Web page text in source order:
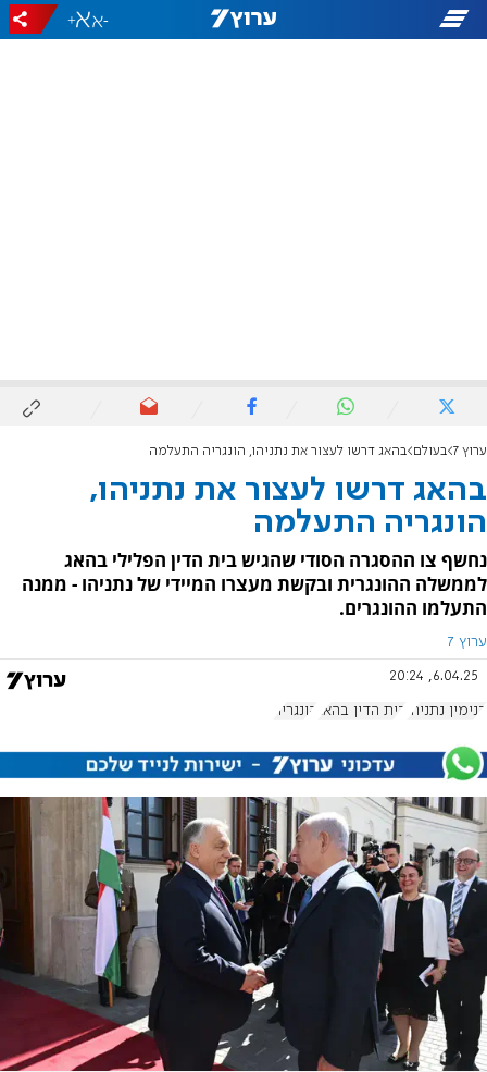
-
+
ערוץ 7 בעולם בהאג דרשו לעצור את נתניהו, הונגריה התעלמה
בהאג דרשו לעצור את נתניהו,
הונגריה התעלמה
נחשף צו ההסגרה הסודי שהגיש בית הדין הפלילי בהאג
לממשלה ההונגרית ובקשת מעצרו המיידי של נתניהו - ממנה
התעלמו ההונגרים.
ערוץ 7
6.04.25, 20:24
בנימין נתניהו בית הדין בהאג הונגריה